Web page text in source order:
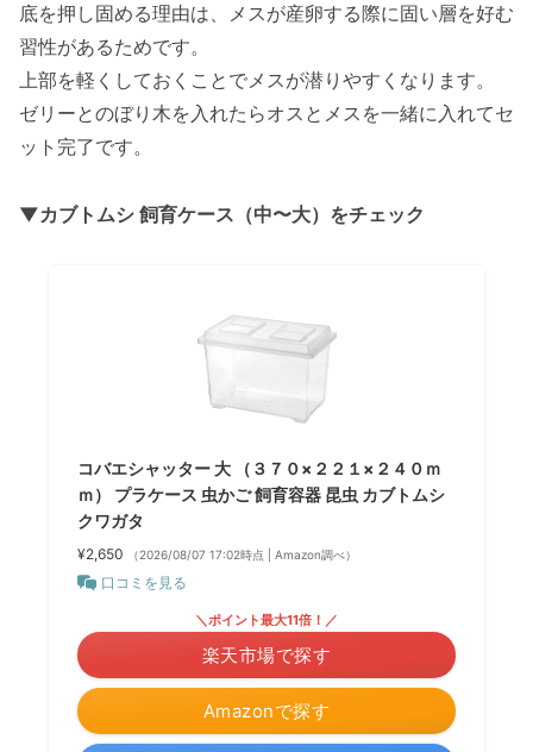
底を押し固める理由は、メスが産卵する際に固い層を好む
習性があるためです。
上部を軽くしておくことでメスが潜りやすくなります。
ゼリーとのぼり木を入れたらオスとメスを一緒に入れてセ
ット完了です。
▼カブトムシ 飼育ケース（中〜大）をチェック
コバエシャッター 大 （３７０×２２１×２４０ｍ
ｍ） プラケース 虫かご 飼育容器 昆虫 カブトムシ
クワガタ
¥2,650 （2026/08/07 17:02時点 | Amazon調べ）
口コミを見る
Amazonで探す
＼ポイント最大11倍！／
楽天市場で探す